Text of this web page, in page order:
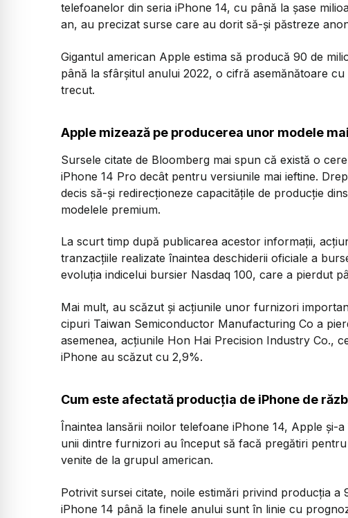
telefoanelor din seria iPhone 14, cu până la şase
an, au precizat surse care au dorit să-și păstreze
Gigantul american Apple estima să producă 90 de
până la sfârșitul anului 2022, o cifră asemănătoare
trecut.
Apple mizează pe producerea unor modele
Sursele citate de Bloomberg mai spun că există o
iPhone 14 Pro decât pentru versiunile mai ieftine.
decis să-și redirecționeze capacitățile de producție
modelele premium.
La scurt timp după publicarea acestor informații,
tranzacțiile realizate înaintea deschiderii oficiale a
evoluția indicelui bursier Nasdaq 100, care a pierdut
Mai mult, au scăzut și acțiunile unor furnizori
cipuri Taiwan Semiconductor Manufacturing Co a
asemenea, acţiunile Hon Hai Precision Industry Co.,
iPhone au scăzut cu 2,9%.
Cum este afectată producția de iPhone de
Înaintea lansării noilor telefoane iPhone 14, Apple și-
unii dintre furnizori au început să facă pregătiri
venite de la grupul american.
Potrivit sursei citate, noile estimări privind producţia a
iPhone 14 până la finele anului sunt în linie cu